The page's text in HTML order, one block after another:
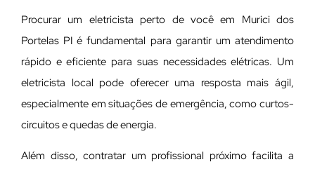
Procurar um eletricista perto de você em Murici dos
Portelas PI é fundamental para garantir um atendimento
rápido e eficiente para suas necessidades elétricas. Um
eletricista local pode oferecer uma resposta mais ágil,
especialmente em situações de emergência, como curtos-
circuitos e quedas de energia.
Além disso, contratar um profissional próximo facilita a